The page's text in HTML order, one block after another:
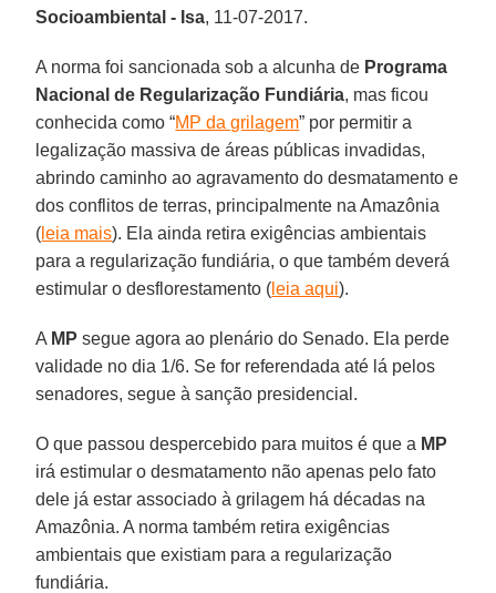
Socioambiental - Isa, 11-07-2017.
A norma foi sancionada sob a alcunha de Programa
Nacional de Regularização Fundiária, mas ficou
conhecida como “MP da grilagem” por permitir a
legalização massiva de áreas públicas invadidas,
abrindo caminho ao agravamento do desmatamento e
dos conflitos de terras, principalmente na Amazônia
( leia mais). Ela ainda retira exigências ambientais
para a regularização fundiária, o que também deverá
estimular o desflorestamento ( leia aqui).
A MP segue agora ao plenário do Senado. Ela perde
validade no dia 1/6. Se for referendada até lá pelos
senadores, segue à sanção presidencial.
O que passou despercebido para muitos é que a MP
irá estimular o desmatamento não apenas pelo fato
dele já estar associado à grilagem há décadas na
Amazônia. A norma também retira exigências
ambientais que existiam para a regularização
fundiária.